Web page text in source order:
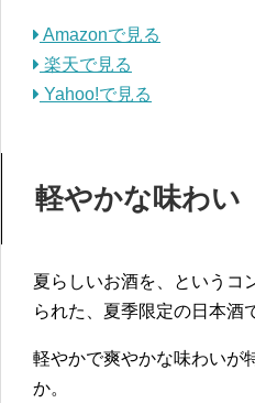
Amazonで見る
楽天で見る
Yahoo!で見る
軽やかな味わ
夏らしいお酒を、というコ
られた、夏季限定の日本酒
軽やかで爽やかな味わいが
か。